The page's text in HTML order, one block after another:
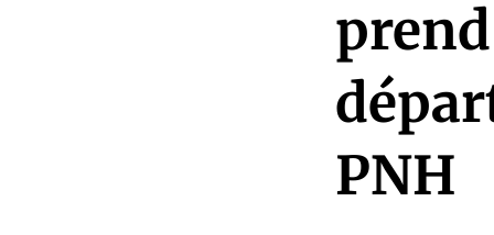
PNH